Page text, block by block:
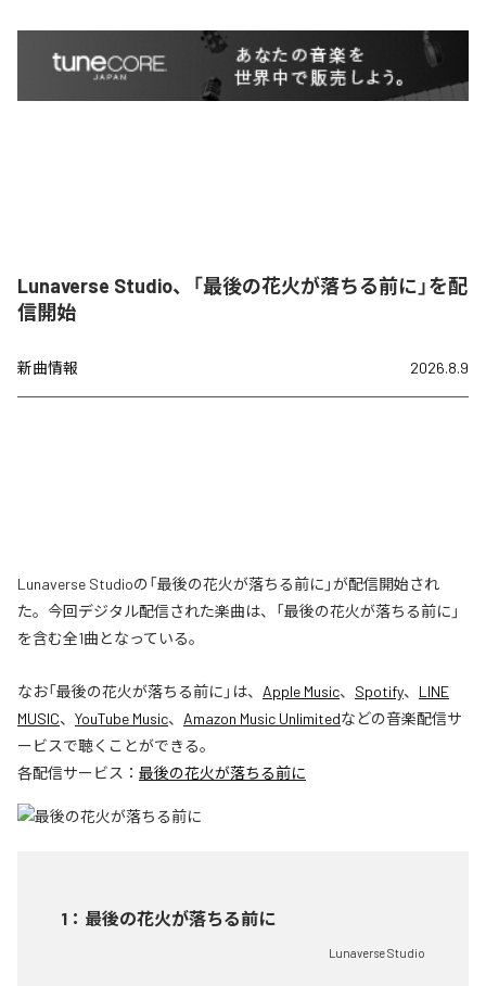
Lunaverse Studio、「最後の花火が落ちる前に」を配
信開始
新曲情報 2026.8.9
Lunaverse Studioの「最後の花火が落ちる前に」が配信開始され
た。今回デジタル配信された楽曲は、「最後の花火が落ちる前に」
を含む全1曲となっている。
なお「最後の花火が落ちる前に 」は、 Apple Music、 Spotify、 LINE
MUSIC、 YouTube Music、 Amazon Music Unlimitedなどの音楽配信サ
ービスで聴くことができる。
各配信サービス： 最後の花火が落ちる前に
1 ： 最後の花火が落ちる前に
Lunaverse Studio